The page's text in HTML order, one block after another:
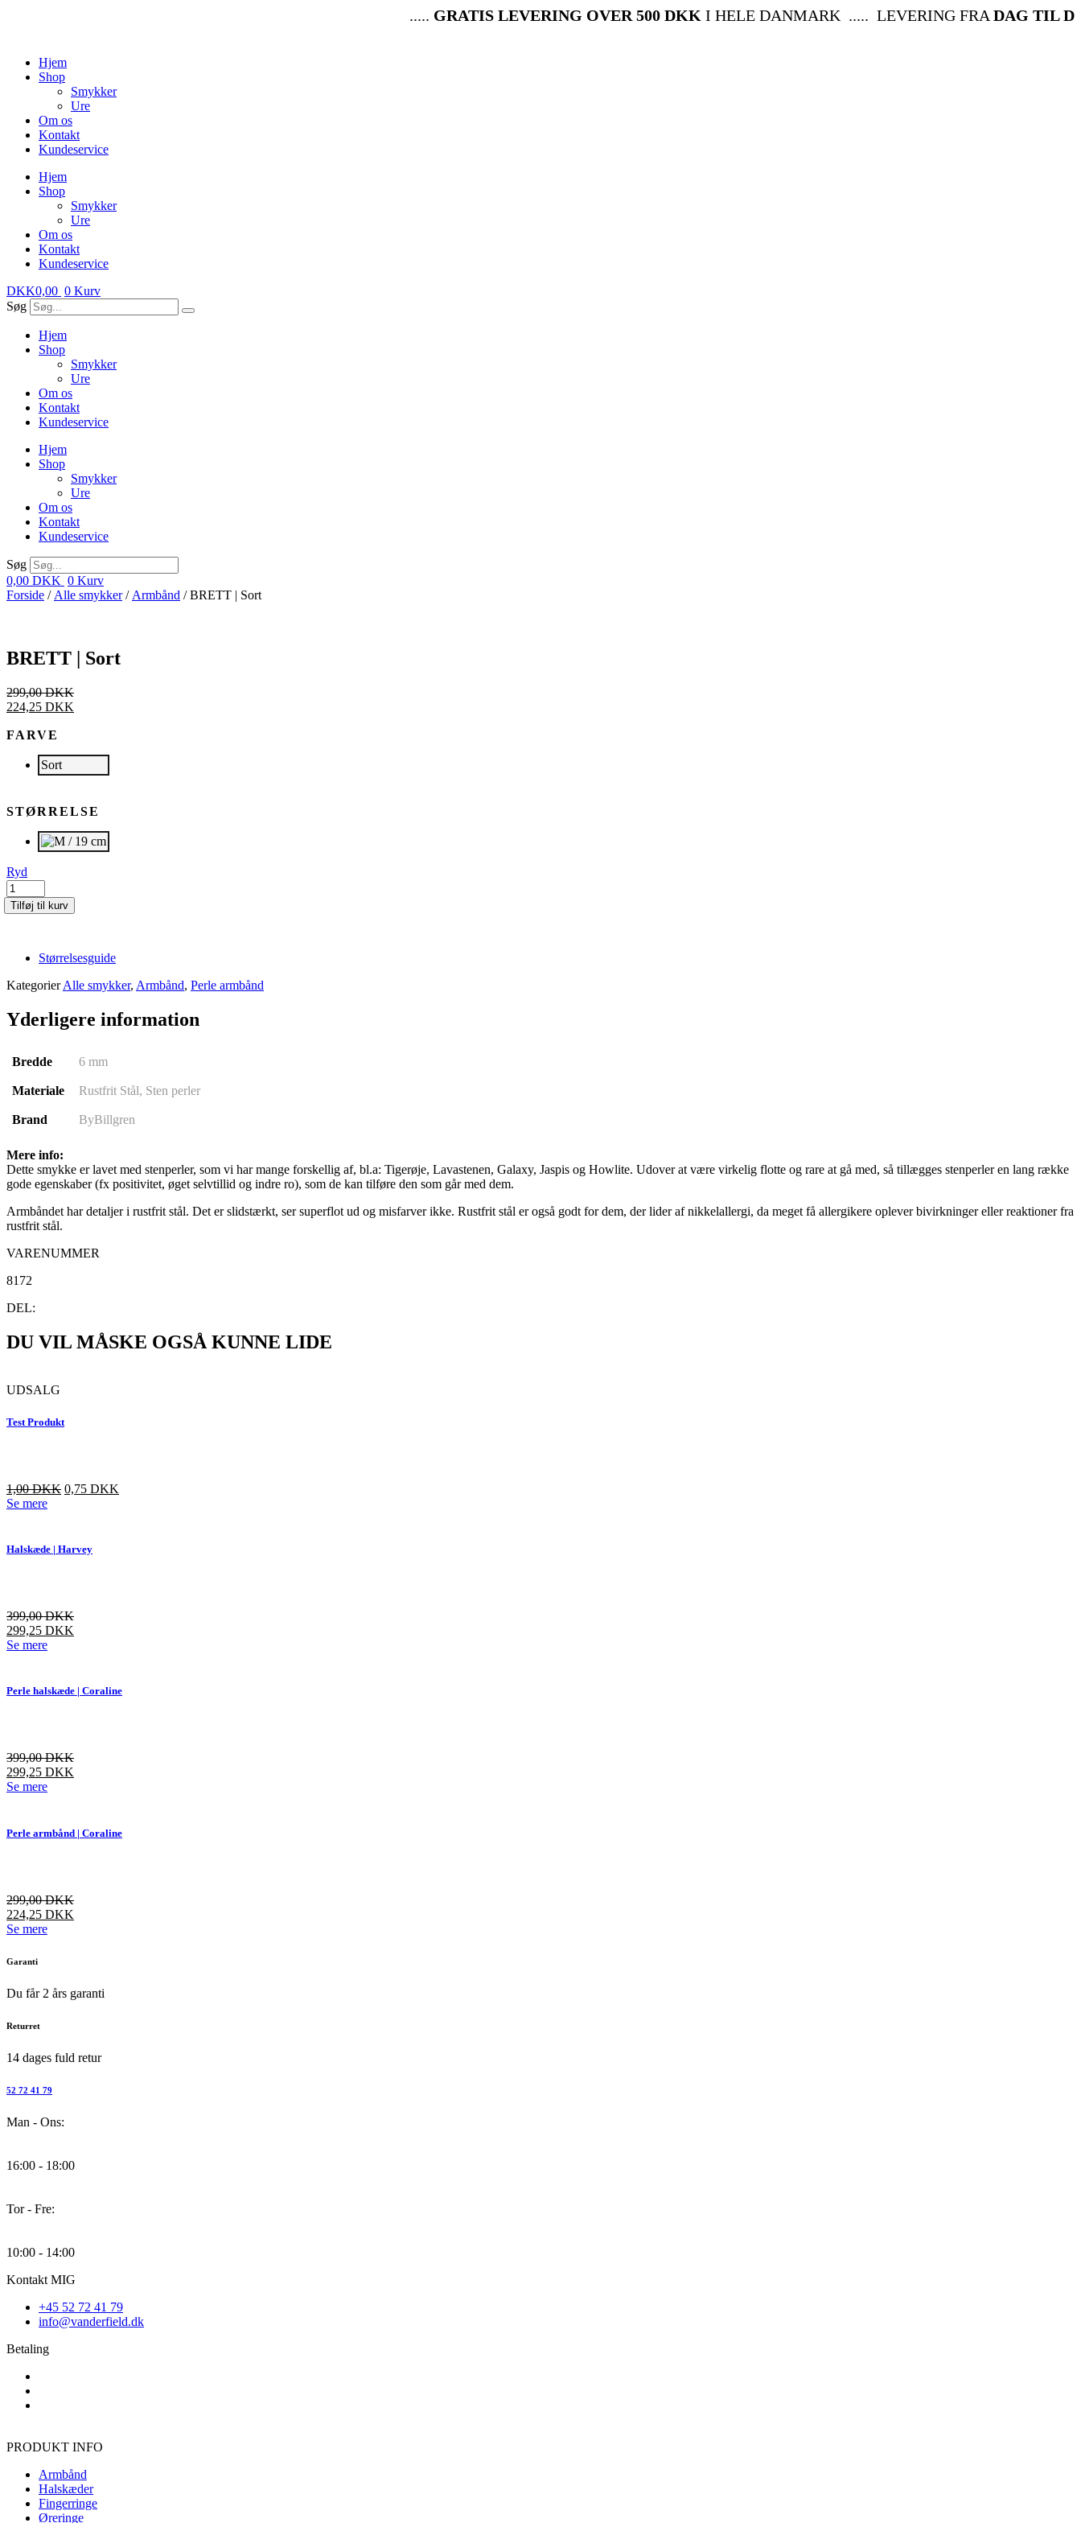
GRATIS LEVERING OVER 500 DKKI HELE DANMARK ..... LEVERING FRA DAG TIL DAG
Hjem
Shop
Smykker
Ure
Om os
Kontakt
Kundeservice
Hjem
Shop
Smykker
Ure
Om os
Kontakt
Kundeservice
DKK0,00 0 Kurv
Søg
Hjem
Shop
Smykker
Ure
Om os
Kontakt
Kundeservice
Hjem
Shop
Smykker
Ure
Om os
Kontakt
Kundeservice
Søg
0,00 DKK 0 Kurv
Forside / Alle smykker/ Armbånd / BRETT | Sort
BRETT | Sort
299,00DKK
224,25 DKK
FARVE
Sort
STØRRELSE
Ryd
BRETT
|
Sort
Tilføj til kurv
Størrelsesguide
Kategorier Alle smykker, Armbånd, Perle armbånd
Yderligere information
Bredde 6 mm
Materiale Rustfrit Stål, Sten perler
Brand ByBillgren
Mere info:
Dette smykke er lavet med stenperler, som vi har mange forskellig af, bl.a: Tigerøje, Lavastenen, Galaxy, Jaspis og Howlite. Udover at være virkelig flotte og rare at gå med, så tillægges stenperler en lang række
gode egenskaber (fx positivitet, øget selvtillid og indre ro), som de kan tilføre den som går med dem.
Armbåndet har detaljer i rustfrit stål. Det er slidstærkt, ser superflot ud og misfarver ikke. Rustfrit stål er også godt for dem, der lider af nikkelallergi, da meget få allergikere oplever bivirkninger eller reaktioner fra
rustfrit stål.
VARENUMMER
8172
DEL:
DU VIL MÅSKE OGSÅ KUNNE LIDE
UDSALG
Test Produkt
Den
oprindelige
3,00 DKK.
1,00DKKDen
1,00 DKK.
0,75 DKK
Se mere
Halskæde | Harvey
399,00DKK
299,25 DKK
Se mereDette
flere
på
varesiden
Perle halskæde | Coraline
399,00DKK
299,25 DKK
Se mereDette
flere
på
varesiden
Perle armbånd | Coraline
299,00DKK
224,25 DKK
Se mereDette
varianter.
Mulighederne
varesiden
Garanti
Du får 2 års garanti
Returret
14 dages fuld retur
52 72 41 79
Man - Ons:
16:00 - 18:00
Tor - Fre:
10:00 - 14:00
Kontakt MIG
+45 52 72 41 79
info@vanderfield.dk
Betaling
PRODUKT INFO
Armbånd
Halskæder
Fingerringe
Øreringe